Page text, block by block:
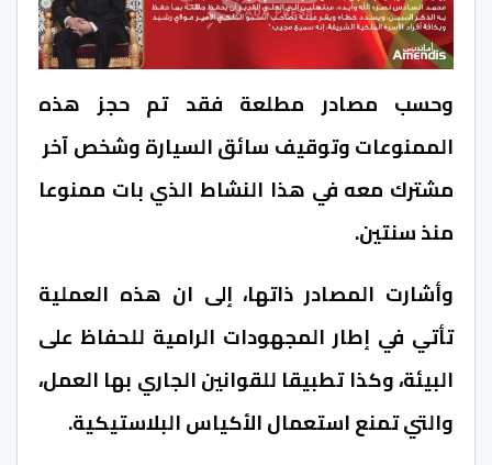
وحسب مصادر مطلعة فقد تم حجز هذه
الممنوعات وتوقيف سائق السيارة وشخص آخر
مشترك معه في هذا النشاط الذي بات ممنوعا
منذ سنتين.
وأشارت المصادر ذاتها، إلى ان هذه العملية
تأتي في إطار المجهودات الرامية للحفاظ على
البيئة، وكذا تطبيقا للقوانين الجاري بها العمل،
والتي تمنع استعمال الأكياس البلاستيكية.